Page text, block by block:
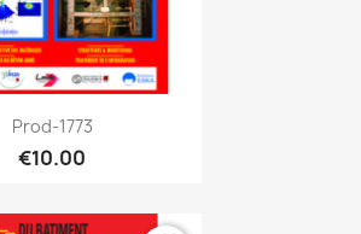
Quick view
Prod-1773
€10.00